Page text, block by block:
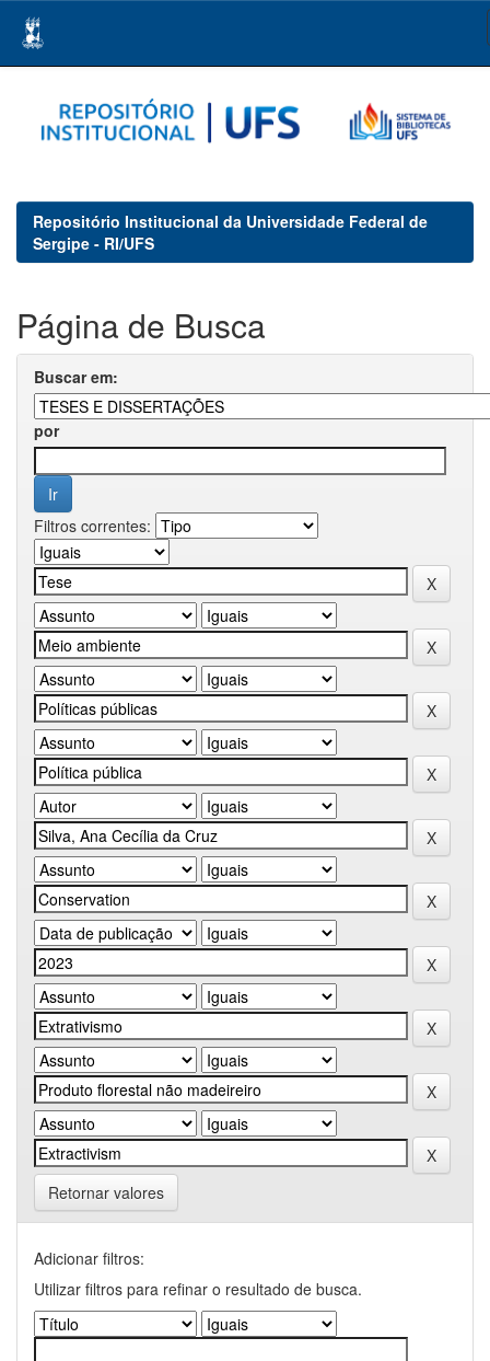
navigation
Repositório Institucional da Universidade Federal de
Sergipe - RI/UFS
Página de Busca
Buscar em:
por
Filtros correntes:
Retornar valores
Adicionar filtros:
Utilizar filtros para refinar o resultado de busca.